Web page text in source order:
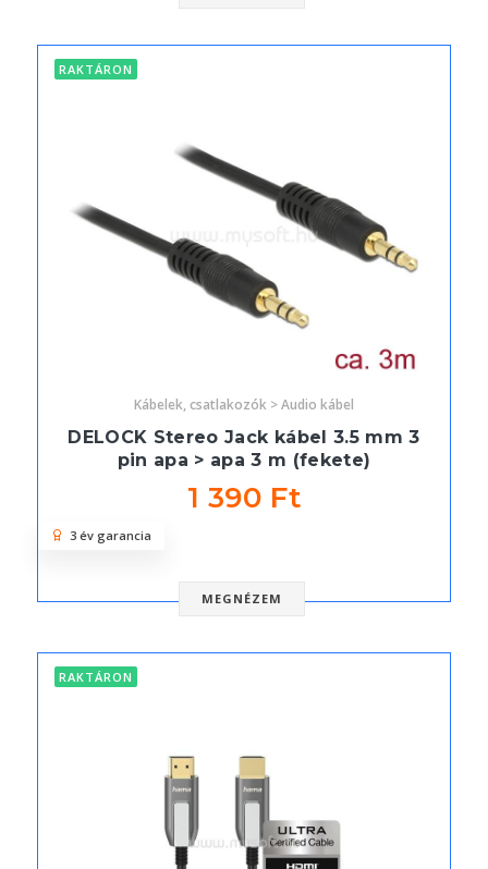
RAKTÁRON
Kábelek, csatlakozók > Audio kábel
DELOCK Stereo Jack kábel 3.5 mm 3
pin apa > apa 3 m (fekete)
1 390 Ft
MEGNÉZEM
3 év garancia
RAKTÁRON